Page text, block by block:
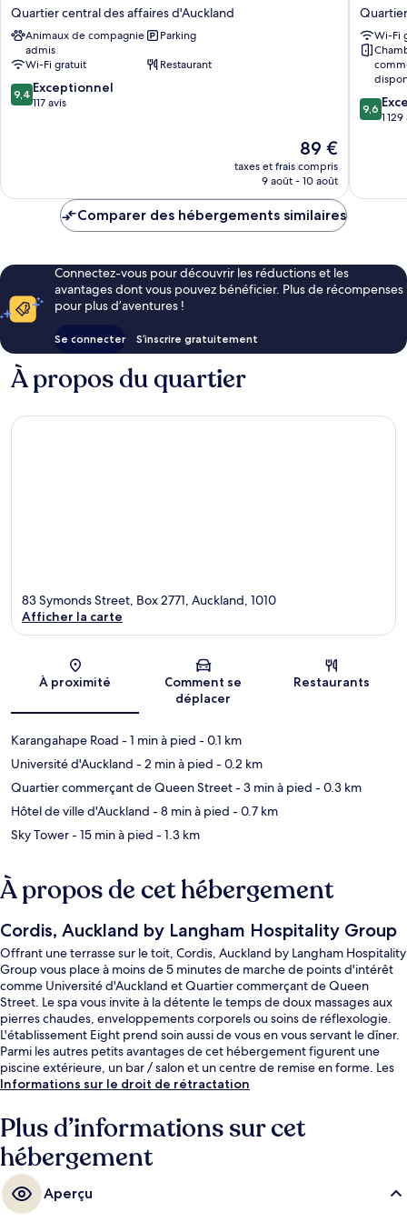
RED
Auckland
Quartier
central
des
affaires
d'Auckland
Quartier central des affaires d'Auckland
Animaux de compagnie
admis
Parking
Wi-Fi gratuit
Restaurant
9.4
sur
9,4 Exceptionnel
117 avis
Le
nouveau
prix
de
89 €
taxes et frais compris
9 août - 10 août
Grand
Quartier
central
des
affaires
Wi-Fi
9.6
sur
9,6
1
Comparer des hébergements similaires
Connectez-vous pour découvrir les réductions et les
avantages dont vous pouvez bénéficier. Plus de récompenses
pour plus d’aventures !
Se connecter S’inscrire gratuitement
À propos du quartier
Carte
83 Symonds Street, Box 2771, Auckland, 1010
Afficher la carte
À proximité
Comment se
déplacer
Restaurants
Karangahape Road - 1 min à pied - 0.1 km
Université d'Auckland - 2 min à pied - 0.2 km
Quartier commerçant de Queen Street- 3 min à pied - 0.3 km
Hôtel de ville d'Auckland - 8 min à pied - 0.7 km
Sky Tower- 15 min à pied - 1.3 km
À propos de cet hébergement
Cordis, Auckland by Langham Hospitality Group
Offrant une terrasse sur le toit, Cordis, Auckland by Langham Hospitality
Group vous place à moins de 5 minutes de marche de points d'intérêt
comme Université d'Auckland et Quartier commerçant de Queen
Street. Le spa vous invite à la détente le temps de doux massages aux
pierres chaudes, enveloppements corporels ou soins de réflexologie.
L'établissement Eight prend soin aussi de vous en vous servant le dîner.
Parmi les autres petits avantages de cet hébergement figurent une
piscine extérieure, un bar / salon et un centre de remise en forme. Les
autres voyageurs adorent la piscine rafraîchissante et la literie de
Informations sur le droit de rétractation
Plus d’informations sur cet
hébergement
Aperçu